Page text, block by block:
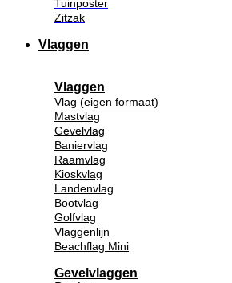
Tuinposter
Zitzak
Vlaggen
Vlaggen
Vlag (eigen formaat)
Mastvlag
Gevelvlag
Baniervlag
Raamvlag
Kioskvlag
Landenvlag
Bootvlag
Golfvlag
Vlaggenlijn
Beachflag Mini
Gevelvlaggen